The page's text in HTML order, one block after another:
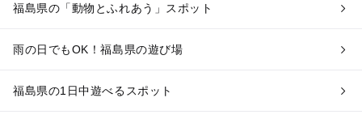
福島県の「動物とふれあう」スポット
雨の日でもOK！福島県の遊び場
福島県の1日中遊べるスポット